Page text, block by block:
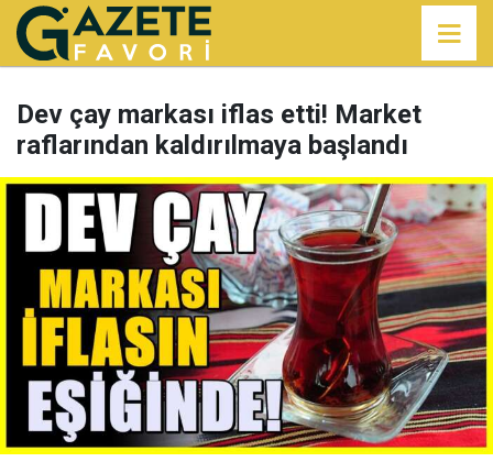
Dev çay markası iflas etti! Market
raflarından kaldırılmaya başlandı